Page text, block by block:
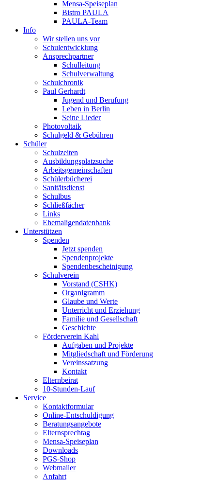
Mensa-Speiseplan
Bistro PAULA
PAULA-Team
Info
Wir stellen uns vor
Schulentwicklung
Ansprechpartner
Schulleitung
Schulverwaltung
Schulchronik
Paul Gerhardt
Jugend und Berufung
Leben in Berlin
Seine Lieder
Photovoltaik
Schulgeld & Gebühren
Schüler
Schulzeiten
Ausbildungsplatzsuche
Arbeitsgemeinschaften
Schülerbücherei
Sanitätsdienst
Schulbus
Schließfächer
Links
Ehemaligendatenbank
Unterstützen
Spenden
Jetzt spenden
Spendenprojekte
Spendenbescheinigung
Schulverein
Vorstand (CSHK)
Organigramm
Glaube und Werte
Unterricht und Erziehung
Familie und Gesellschaft
Geschichte
Förderverein Kahl
Aufgaben und Projekte
Mitgliedschaft und Förderung
Vereinssatzung
Kontakt
Elternbeirat
10-Stunden-Lauf
Service
Kontaktformular
Online-Entschuldigung
Beratungsangebote
Elternsprechtag
Mensa-Speiseplan
Downloads
PGS-Shop
Webmailer
Anfahrt